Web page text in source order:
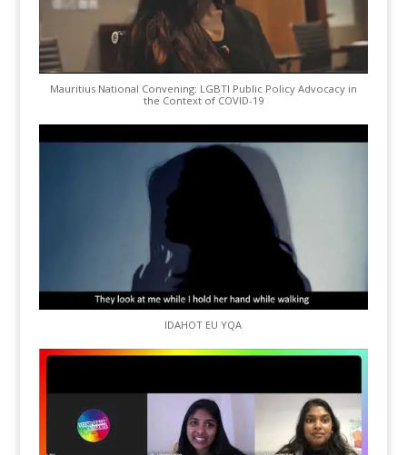
Mauritius National Convening: LGBTI Public Policy Advocacy in
the Context of COVID-19
IDAHOT EU YQA